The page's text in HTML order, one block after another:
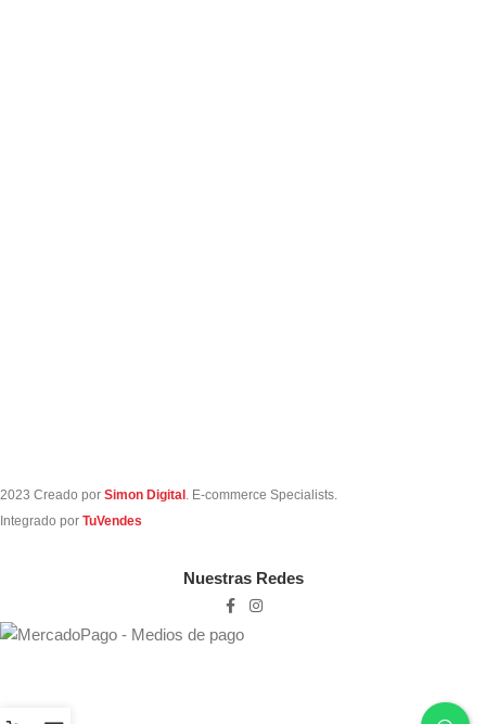
2023 Creado por Simon Digital . E-commerce Specialists.
Integrado por TuVendes
Nuestras Redes